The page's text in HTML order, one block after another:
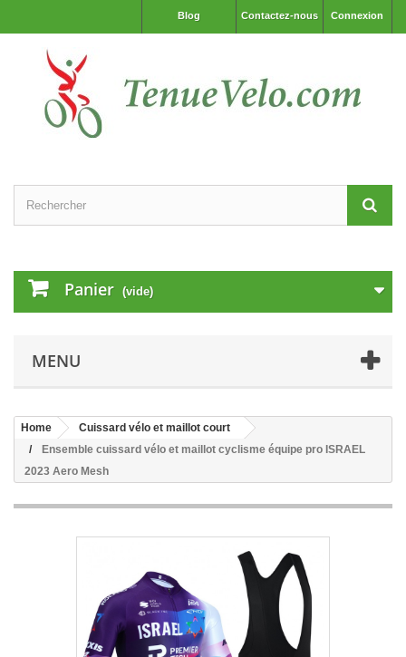
Connexion
Contactez-nous
Blog
Panier (vide)
MENU
Home
Cuissard vélo et maillot court
Ensemble cuissard vélo et maillot cyclisme équipe pro ISRAEL
2023 Aero Mesh